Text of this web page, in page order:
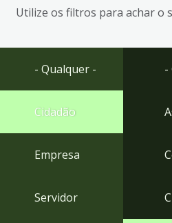
busca
Ir
rodapé
Utilize os filtros para achar o
- Qualquer -
Cidadão
Empresa
Servidor
-